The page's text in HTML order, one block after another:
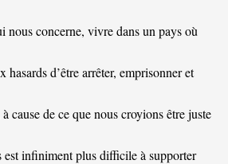
nous concerne, vivre dans un pays où
hasards d’être arrêter, emprisonner et
cause de ce que nous croyions être juste
est infiniment plus difficile à supporter